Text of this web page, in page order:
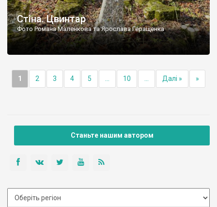
Стіна. Цвинтар
Фото Романа Маленкова та Ярослава Геращенка
1 2 3 4 5 10 Далі » »
Станьте нашим автором